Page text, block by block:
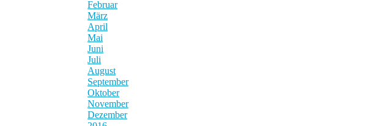
Februar
März
April
Mai
Juni
Juli
August
September
Oktober
November
Dezember